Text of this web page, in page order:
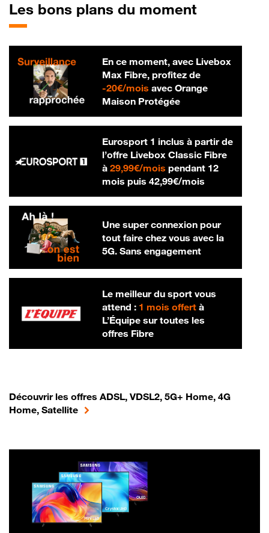
Les bons plans du moment
En ce moment, avec Livebox
Max Fibre, profitez de
-20€/mois20 € par mois
avec Orange
Maison Protégée
Eurosport 1 inclus à partir de
l’offre Livebox Classic Fibre
à 29,99€/mois29,99 € par mois
pendant 12
mois puis 42,99€/mois42,99 € par
Une super connexion pour
tout faire chez vous avec la
5G. Sans engagement
Le meilleur du sport vous
attend : 1 mois offertà
L’Équipe sur toutes les
offres Fibre
Découvrir les offres ADSL, VDSL2, 5G+ Home, 4G
Home, Satellite